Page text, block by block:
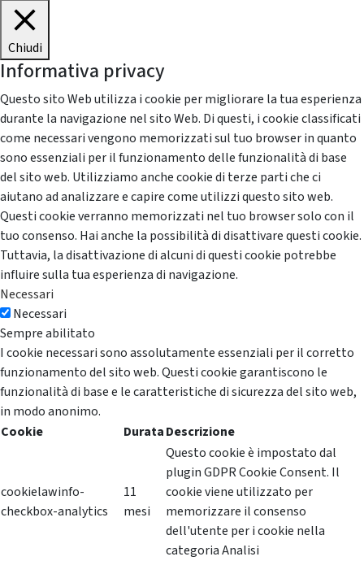
Chiudi
Informativa privacy
Questo sito Web utilizza i cookie per migliorare la tua esperienza
durante la navigazione nel sito Web. Di questi, i cookie classificati
come necessari vengono memorizzati sul tuo browser in quanto
sono essenziali per il funzionamento delle funzionalità di base
del sito web. Utilizziamo anche cookie di terze parti che ci
aiutano ad analizzare e capire come utilizzi questo sito web.
Questi cookie verranno memorizzati nel tuo browser solo con il
tuo consenso. Hai anche la possibilità di disattivare questi cookie.
Tuttavia, la disattivazione di alcuni di questi cookie potrebbe
influire sulla tua esperienza di navigazione.
Necessari
Necessari
Sempre abilitato
I cookie necessari sono assolutamente essenziali per il corretto
funzionamento del sito web. Questi cookie garantiscono le
funzionalità di base e le caratteristiche di sicurezza del sito web,
in modo anonimo.
Cookie
DurataDescrizione
cookielawinfo-
checkbox-analytics
11
mesi
Questo cookie è impostato dal
plugin GDPR Cookie Consent. Il
cookie viene utilizzato per
memorizzare il consenso
dell'utente per i cookie nella
categoria Analisi